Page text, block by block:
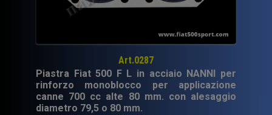
Art.0287
Piastra Fiat 500 F L in acciaio NANNI per
rinforzo monoblocco per applicazione
canne 700 cc alte 80 mm. con alesaggio
diametro 79,5 o 80 mm.